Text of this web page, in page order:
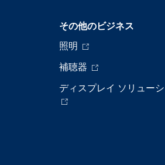
その他のビジネス
照明
補聴器
ディスプレイ ソリュー